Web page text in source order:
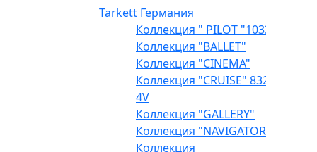
Tarkett Германия
Коллекция " PILOT "1033
Коллекция "BALLET"
Коллекция "CINEMA"
Коллекция "CRUISE" 832
4V
Коллекция "GALLERY"
Коллекция "NAVIGATOR"
Коллекция